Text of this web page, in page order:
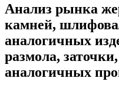
Анализ рынка
камней,
аналогичных
размола,
аналогичных